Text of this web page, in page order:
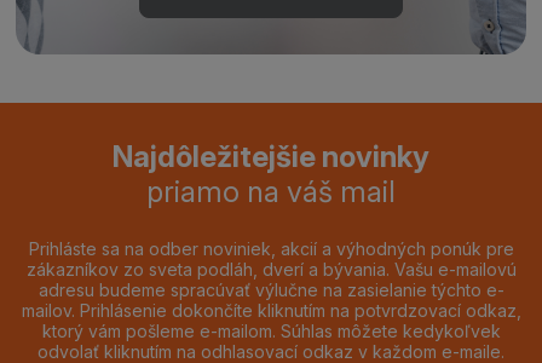
Najdôležitejšie novinky
priamo na váš mail
Prihláste sa na odber noviniek, akcií a výhodných ponúk pre
zákazníkov zo sveta podláh, dverí a bývania. Vašu e-mailovú
adresu budeme spracúvať výlučne na zasielanie týchto e-
mailov. Prihlásenie dokončíte kliknutím na potvrdzovací odkaz,
ktorý vám pošleme e-mailom. Súhlas môžete kedykoľvek
odvolať kliknutím na odhlasovací odkaz v každom e-maile.